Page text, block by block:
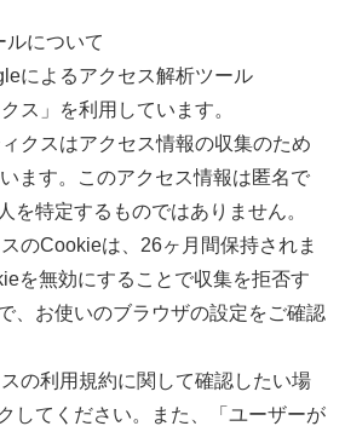
ルについて
によるアクセス解析ツール
ス」を利用しています。
クスはアクセス情報の収集のため
ます。このアクセス情報は匿名で
を特定するものではありません。
のCookieは、26ヶ月間保持されま
を無効にすることで収集を拒否す
、お使いのブラウザの設定をご確認
の利用規約に関して確認したい場
してください。また、「ユーザーが